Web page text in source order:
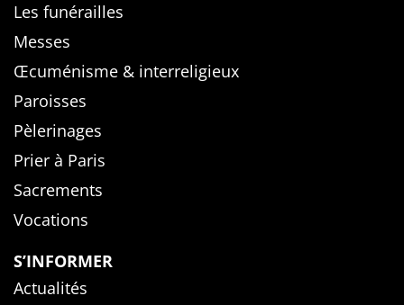
Les funérailles
Messes
Œcuménisme & interreligieux
Paroisses
Pèlerinages
Prier à Paris
Sacrements
Vocations
S’INFORMER
Actualités